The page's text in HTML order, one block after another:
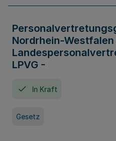
Nordrhein-Westfalen
LPVG -
In Kraft
Gesetz